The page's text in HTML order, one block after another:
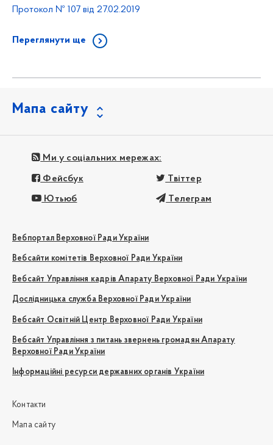
Протокол № 107 від 27.02.2019
Переглянути ще
Мапа сайту
Ми у соціальних мережах:
Фейсбук Твіттер
Ютьюб Телеграм
Вебпортал Верховної Ради України
Вебсайти комітетів Верховної Ради України
Вебсайт Управління кадрів Апарату Верховної Ради України
Дослідницька служба Верховної Ради України
Вебсайт Освітній Центр Верховної Ради України
Вебсайт Управління з питань звернень громадян Апарату
Верховної Ради України
Інформаційні ресурси державних органів України
Контакти
Мапа сайту